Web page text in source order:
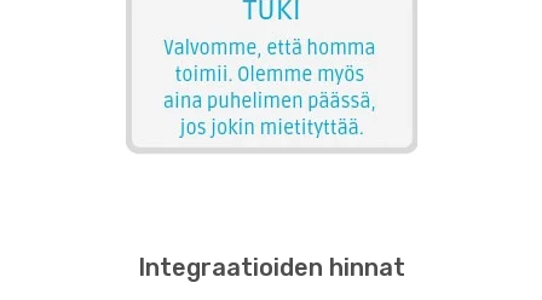
Integraatioiden hinnat